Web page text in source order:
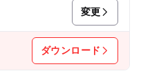
変更
ダウンロード